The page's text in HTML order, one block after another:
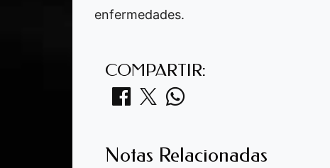
enfermedades.
COMPARTIR:
Notas Relacionadas